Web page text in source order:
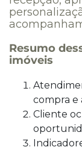
Resumo
imóveis
compra e
Cliente